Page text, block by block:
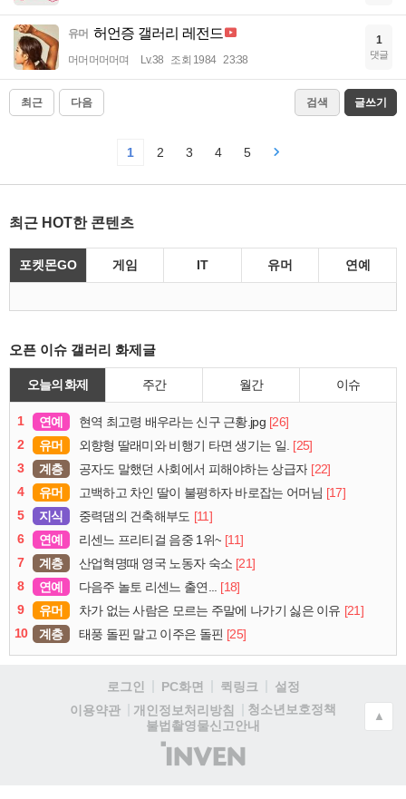
유머 허언증 갤러리 레전드
머머머머머며 Lv.38 조회 1984 23:38
1
댓글
최근 다음 검색 글쓰기
1 2 3 4 5
최근 HOT한 콘텐츠
포켓몬GO 게임 IT 유머 연예
오픈 이슈 갤러리 화제글
오늘의 화제 주간 월간 이슈
1 연예 현역 최고령 배우라는 신구 근황.jpg [26]
2
유머 외향형 딸래미와 비행기 타면 생기는 일. [25]
3
계층 공자도 말했던 사회에서 피해야하는 상급자 [22]
4
유머 고백하고 차인 딸이 불평하자 바로잡는 어머님 [17]
5
지식 중력댐의 건축해부도 [11]
6
연예 리센느 프리티걸 음중 1위~ [11]
7
계층 산업혁명때 영국 노동자 숙소 [21]
8
연예 다음주 놀토 리센느 출연...
[18]
9
유머 차가 없는 사람은 모르는 주말에 나가기 싫은 이유 [21]
10
계층 태풍 돌핀 말고 이주은 돌핀 [25]
로그인 PC화면 퀵링크
설정
이용약관
개인정보처리방침
청소년보호정책
불법촬영물신고안내
(주)
인
▲